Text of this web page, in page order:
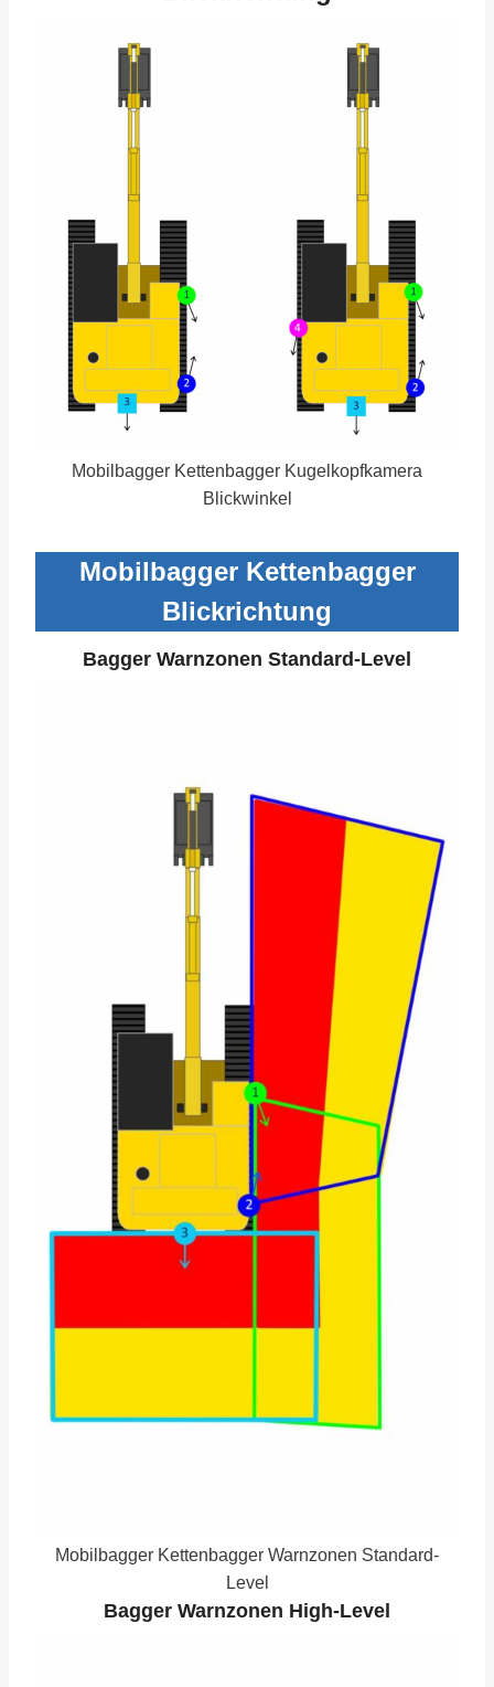
Mobilbagger Kettenbagger Kugelkopfkamera
Blickwinkel
Mobilbagger Kettenbagger
Blickrichtung
Bagger Warnzonen Standard-Level
Mobilbagger Kettenbagger Warnzonen Standard-
Level
Bagger Warnzonen High-Level